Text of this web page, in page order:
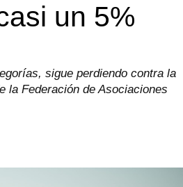
un 5%
sigue perdiendo contra la
la Federación de Asociaciones